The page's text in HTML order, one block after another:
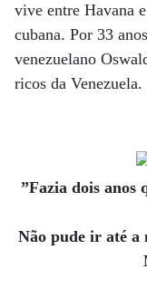
vive entre Havana
cubana. Por 33
venezuelano
ricos da Venezuela.
”Fazia dois anos
Não pude ir até a